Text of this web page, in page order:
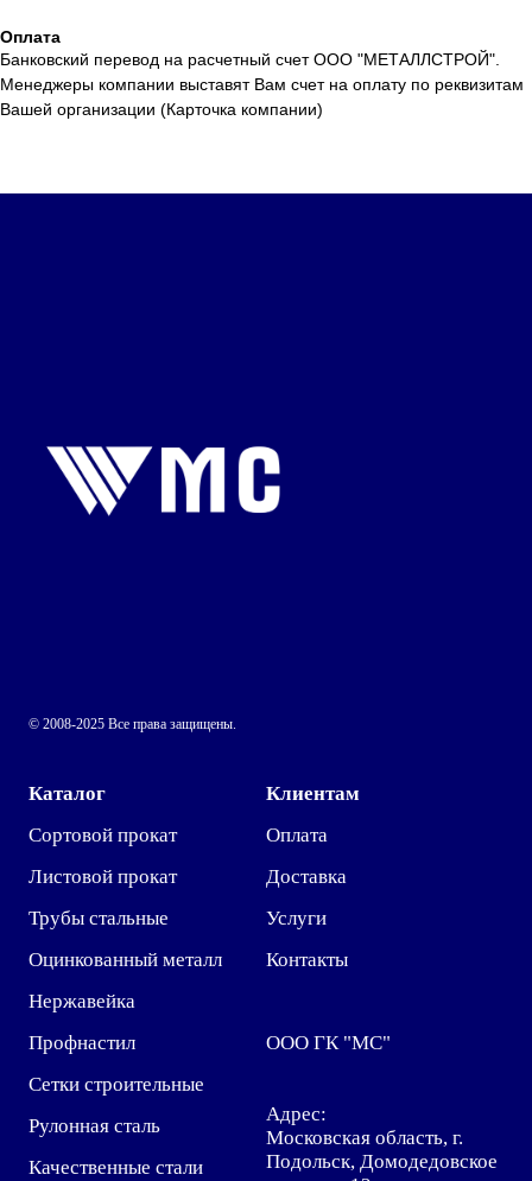
Оплата
Банковский перевод на расчетный счет ООО "МЕТАЛЛСТРОЙ".
Менеджеры компании выставят Вам счет на оплату по реквизитам
Вашей организации (Карточка компании)
© 2008-2025 Все права защищены.
Каталог
Сортовой прокат
Листовой прокат
Трубы стальные
Оцинкованный металл
Нержавейка
Профнастил
Сетки строительные
Рулонная сталь
Качественные стали
Клиентам
Оплата
Доставка
Услуги
Контакты
ООО ГК "МС"
Адрес:
Московская область, г.
Подольск, Домодедовское